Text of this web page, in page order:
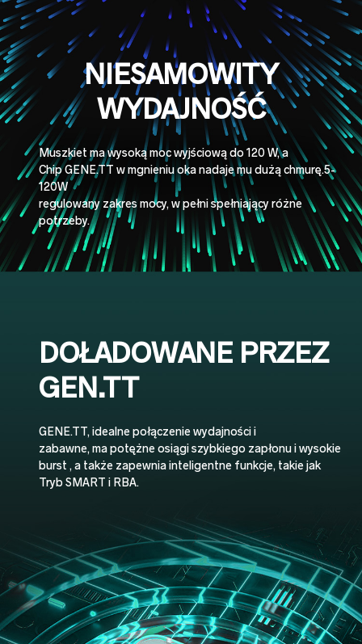
NIESAMOWITY
WYDAJNOŚĆ
Muszkiet ma wysoką moc wyjściową do 120 W, a
Chip GENE.TT w mgnieniu oka nadaje mu dużą chmurę.5-
120W
regulowany zakres mocy, w pełni spełniający różne
potrzeby.
DOŁADOWANE PRZEZ
GEN.TT
GENE.TT, idealne połączenie wydajności i
zabawne, ma potężne osiągi szybkiego zapłonu i wysokie
burst , a także zapewnia inteligentne funkcje, takie jak
Tryb SMART i RBA.